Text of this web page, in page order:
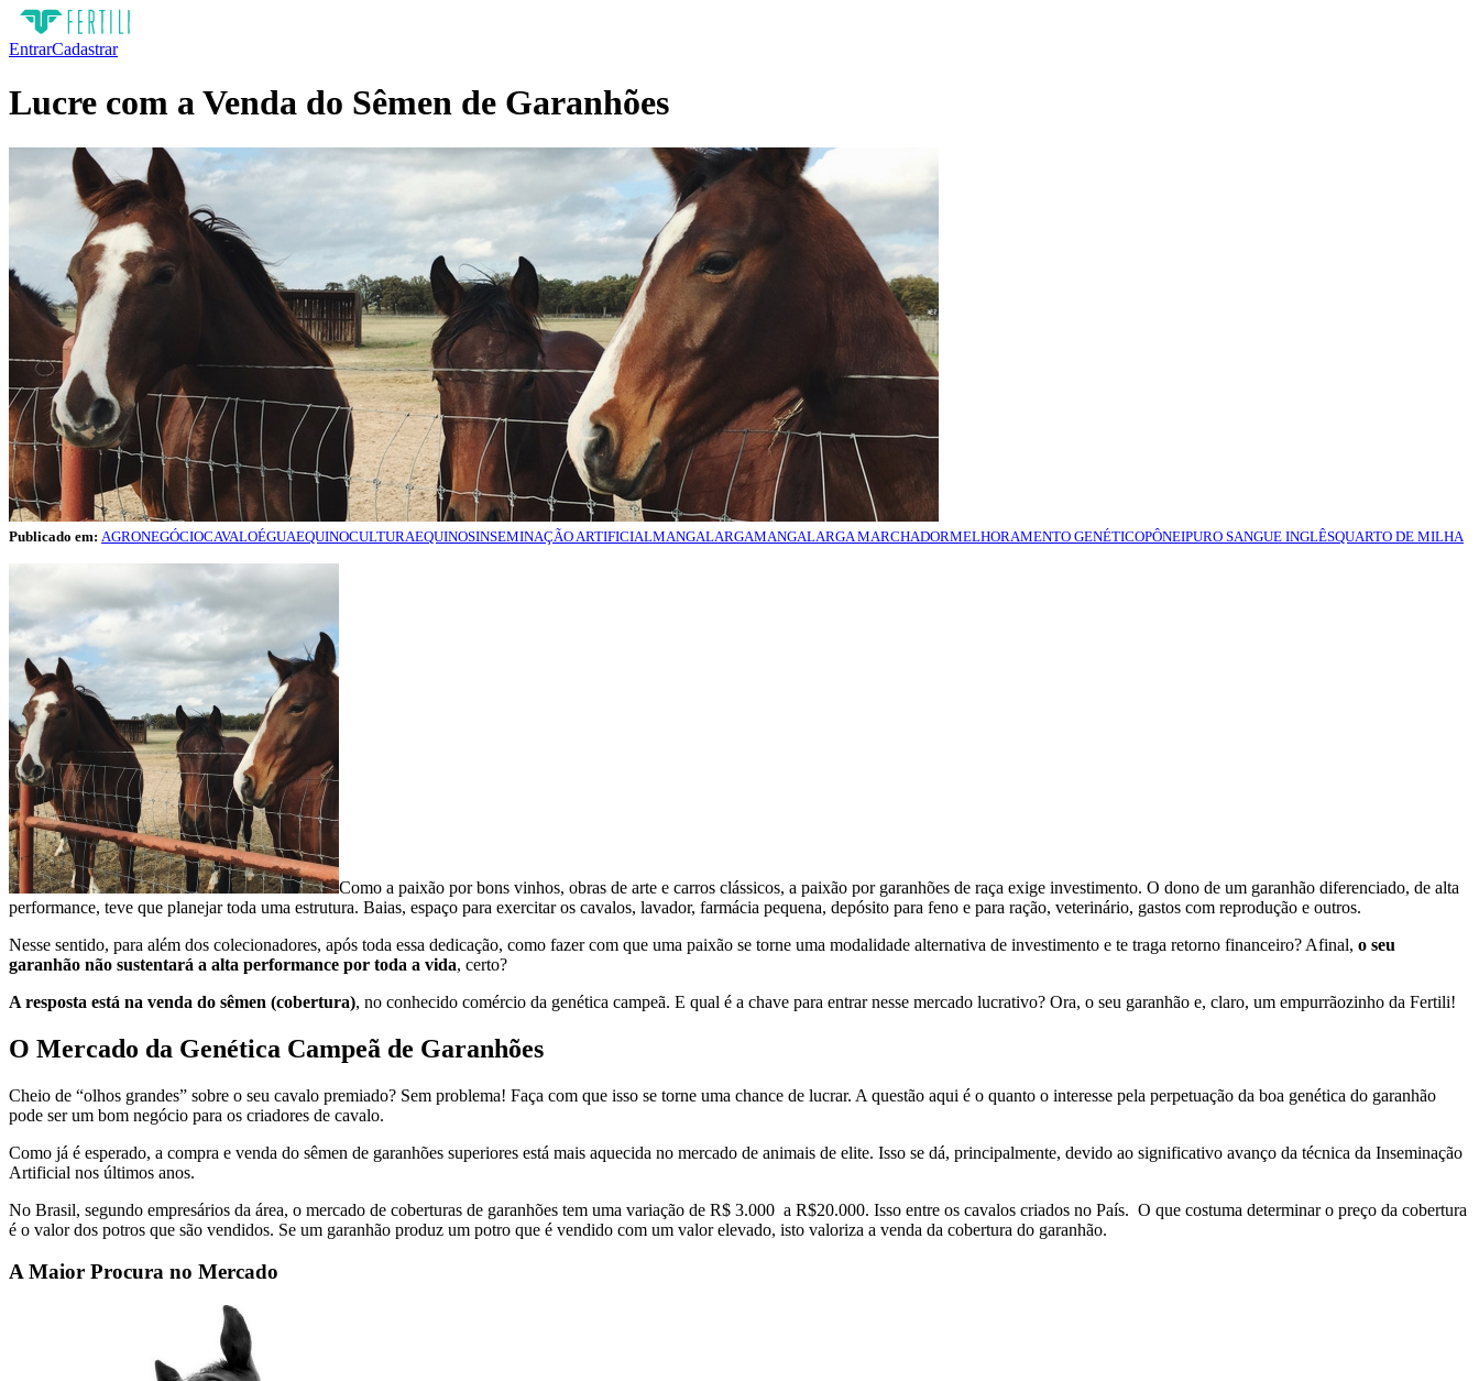
EntrarCadastrar
Lucre com a Venda do Sêmen de Garanhões
Publicado em: AGRONEGÓCIOCAVALOÉGUAEQUINOCULTURAEQUINOSINSEMINAÇÃO ARTIFICIALMANGALARGAMANGALARGA MARCHADORMELHORAMENTO GENÉTICOPÔNEIPURO SANGUE INGLÊSQUARTO DE MILHA
Como a paixão por bons vinhos, obras de arte e carros clássicos, a paixão por garanhões de raça exige investimento. O dono de um garanhão diferenciado, de alta
performance, teve que planejar toda uma estrutura. Baias, espaço para exercitar os cavalos, lavador, farmácia pequena, depósito para feno e para ração, veterinário, gastos com reprodução e outros.
Nesse sentido, para além dos colecionadores, após toda essa dedicação, como fazer com que uma paixão se torne uma modalidade alternativa de investimento e te traga retorno financeiro? Afinal, o seu
garanhão não sustentará a alta performance por toda a vida, certo?
A resposta está na venda do sêmen (cobertura), no conhecido comércio da genética campeã. E qual é a chave para entrar nesse mercado lucrativo? Ora, o seu garanhão e, claro, um empurrãozinho da Fertili!
O Mercado da Genética Campeã de Garanhões
Cheio de “olhos grandes” sobre o seu cavalo premiado? Sem problema! Faça com que isso se torne uma chance de lucrar. A questão aqui é o quanto o interesse pela perpetuação da boa genética do garanhão
pode ser um bom negócio para os criadores de cavalo.
Como já é esperado, a compra e venda do sêmen de garanhões superiores está mais aquecida no mercado de animais de elite. Isso se dá, principalmente, devido ao significativo avanço da técnica da Inseminação
Artificial nos últimos anos.
No Brasil, segundo empresários da área, o mercado de coberturas de garanhões tem uma variação de R$ 3.000 a R$20.000. Isso entre os cavalos criados no País. O que costuma determinar o preço da cobertura
é o valor dos potros que são vendidos. Se um garanhão produz um potro que é vendido com um valor elevado, isto valoriza a venda da cobertura do garanhão.
A Maior Procura no Mercado